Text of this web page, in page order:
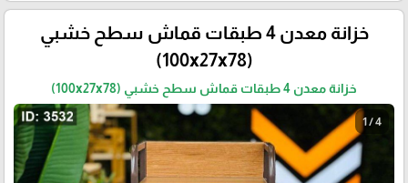
خزانة معدن 4 طبقات قماش سطح خشبي
(100x27x78)
خزانة معدن 4 طبقات قماش سطح خشبي (100x27x78)
1 / 4